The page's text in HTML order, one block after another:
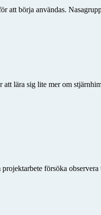
att börja användas.
lära sig lite mer om
försöka